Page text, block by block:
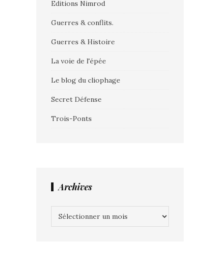
Editions Nimrod
Guerres & conflits.
Guerres & Histoire
La voie de l'épée
Le blog du cliophage
Secret Défense
Trois-Ponts
Archives